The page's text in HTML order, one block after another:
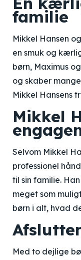
familie
Mikkel Hansen
en smuk og
børn, Maximus
og skaber
Mikkel Hansens
Mikkel
Selvom Mikkel
professionel
til sin familie.
meget som
børn i alt, hvad
Med to dejlige